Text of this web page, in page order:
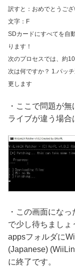
訳すと：おめでとうご
文字：F
SDカードにすべてを自
ります！
次のプロセスでは、約
次は何ですか？ 1.パッ
更します
・ここで問題が
ライブが違う場合
・この画面にな
で少し待ちましょ
appsフォルダに
(Japanese)
に終了です。